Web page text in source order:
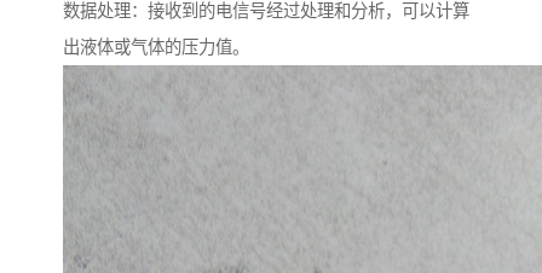
数据处理：接收到的电信号经过处理和分析，可以计算
出液体或气体的压力值。